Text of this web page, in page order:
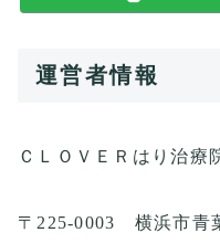
運営者情報
ＣＬＯＶＥＲはり治療
〒225-0003 横浜市